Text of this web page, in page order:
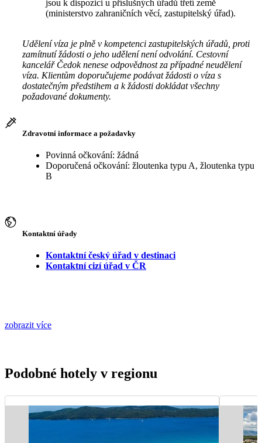
jsou k dispozici u příslušných úřadů třetí země
(ministerstvo zahraničních věcí, zastupitelský úřad).
Udělení víza je plně v kompetenci zastupitelských úřadů, proti
zamítnutí žádosti o jeho udělení není odvolání. Cestovní
kancelář Čedok nenese odpovědnost za případné neudělení
víza. Klientům doporučujeme podávat žádosti o víza s
dostatečným předstihem a k žádosti dokládat všechny
požadované dokumenty.
Zdravotní informace a požadavky
Povinná očkování: žádná
Doporučená očkování: žloutenka typu A, žloutenka typu
B
Kontaktní úřady
Kontaktní český úřad v destinaci
Kontaktní cizí úřad v ČR
zobrazit více
Podobné hotely v regionu